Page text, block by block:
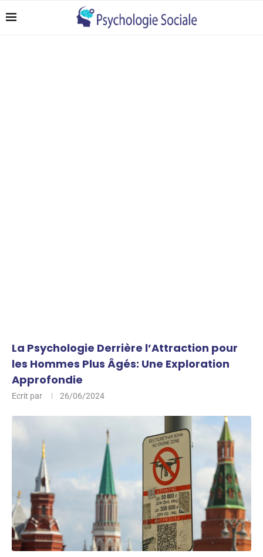
La Psychologie Derrière l’Attraction pour
les Hommes Plus Âgés: Une Exploration
Approfondie
Ecrit par 26/06/2024